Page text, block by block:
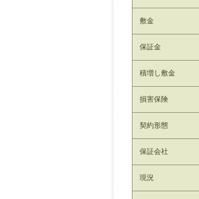
敷金
保証金
積増し敷金
損害保険
契約形態
保証会社
現況